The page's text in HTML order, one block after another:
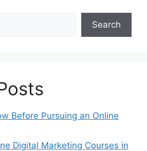
Search
Before Pursuing an Online
Digital Marketing Courses in